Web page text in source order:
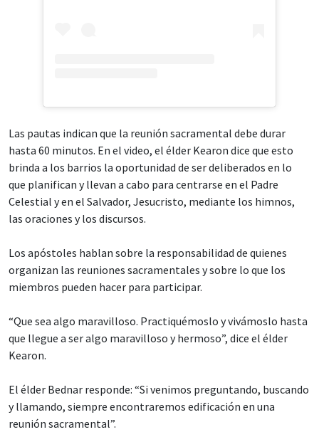
Las pautas indican que la reunión sacramental debe durar
hasta 60 minutos. En el video, el élder Kearon dice que esto
brinda a los barrios la oportunidad de ser deliberados en lo
que planifican y llevan a cabo para centrarse en el Padre
Celestial y en el Salvador, Jesucristo, mediante los himnos,
las oraciones y los discursos.
Los apóstoles hablan sobre la responsabilidad de quienes
organizan las reuniones sacramentales y sobre lo que los
miembros pueden hacer para participar.
“Que sea algo maravilloso. Practiquémoslo y vivámoslo hasta
que llegue a ser algo maravilloso y hermoso”, dice el élder
Kearon.
El élder Bednar responde: “Si venimos preguntando, buscando
y llamando, siempre encontraremos edificación en una
reunión sacramental”.